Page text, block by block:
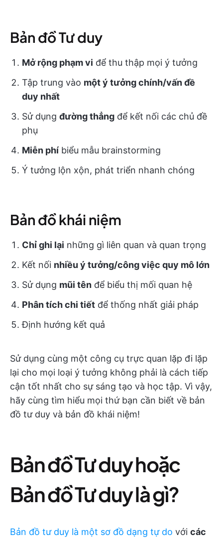
Bản đồ Tư duy
Mở rộng phạm vi để thu thập mọi ý tưởng
Tập trung vào một ý tưởng chính/vấn đề
duy nhất
Sử dụng đường thẳng để kết nối các chủ đề
phụ
Miễn phí biểu mẫu brainstorming
Ý tưởng lộn xộn, phát triển nhanh chóng
Bản đồ khái niệm
Chỉ ghi lại những gì liên quan và quan trọng
Kết nối nhiều ý tưởng/công việc quy mô lớn
Sử dụng mũi tên để biểu thị mối quan hệ
Phân tích chi tiết để thống nhất giải pháp
Định hướng kết quả
Sử dụng cùng một công cụ trực quan lặp đi lặp
lại cho mọi loại ý tưởng không phải là cách tiếp
cận tốt nhất cho sự sáng tạo và học tập. Vì vậy,
hãy cùng tìm hiểu mọi thứ bạn cần biết về bản
đồ tư duy và bản đồ khái niệm!
Bản đồ Tư duy hoặc
Bản đồ Tư duy là gì?
Bản đồ tư duy là một sơ đồ dạng tự do với các